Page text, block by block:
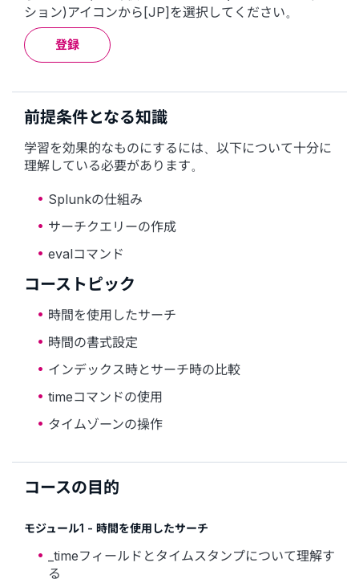
ション)アイコンから[JP]を選択してください。
登録
前提条件となる知識
学習を効果的なものにするには、以下について十分に
理解している必要があります。
Splunkの仕組み
サーチクエリーの作成
evalコマンド
コーストピック
時間を使用したサーチ
時間の書式設定
インデックス時とサーチ時の比較
timeコマンドの使用
タイムゾーンの操作
コースの目的
モジュール1 - 時間を使用したサーチ
_timeフィールドとタイムスタンプについて理解す
る